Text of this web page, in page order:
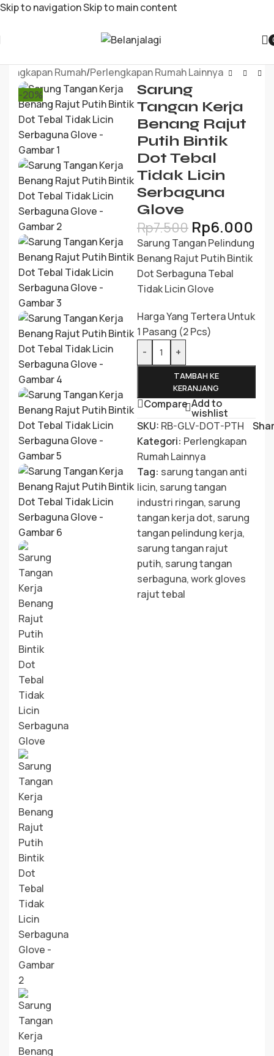
Skip to navigationSkip to main content
Rumah/Perlengkapan Rumah Lainnya
-20%
Sarung
Tangan Kerja
Benang Rajut
Putih Bintik
Dot Tebal
Tidak Licin
Serbaguna
Glove
Rp7.500 Rp6.000
Sarung Tangan Pelindung
Benang Rajut Putih Bintik
Dot Serbaguna Tebal
Tidak Licin Glove
Harga Yang Tertera Untuk
1 Pasang (2 Pcs)
-
+
TAMBAH KE
KERANJANG
Compare Add to
wishlist
SKU: RB-GLV-DOT-PTH
Kategori: Perlengkapan
Rumah Lainnya
Tag: sarung tangan anti
licin, sarung tangan
industri ringan, sarung
tangan kerja dot, sarung
tangan pelindung kerja,
sarung tangan rajut
putih, sarung tangan
serbaguna,work gloves
rajut tebal